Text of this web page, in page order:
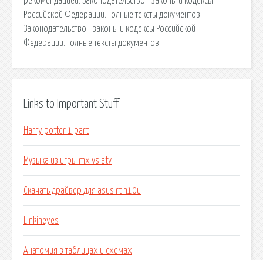
Российской Федерации.Полные тексты документов.
Законодательство - законы и кодексы Российской
Федерации.Полные тексты документов.
Links to Important Stuff
Harry potter 1 part
Музыка из игры mx vs atv
Скачать драйвер для asus rt n10u
Linkineyes
Анатомия в таблицах и схемах